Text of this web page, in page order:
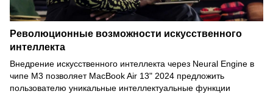
Революционные возможности искусственного
интеллекта
Внедрение искусственного интеллекта через Neural Engine в
чипе M3 позволяет MacBook Air 13" 2024 предложить
пользователю уникальные интеллектуальные функции